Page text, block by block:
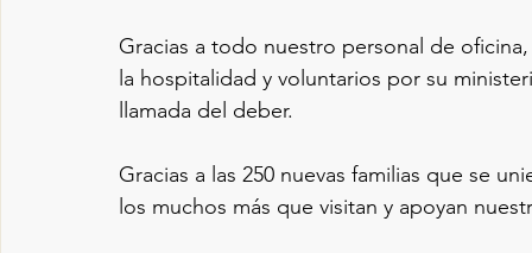
Gracias a todo nuestro personal de
la hospitalidad y voluntarios por su
llamada del deber.
Gracias a las 250 nuevas familias que se
los muchos más que visitan y apoyan